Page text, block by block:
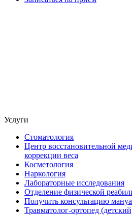
Услуги
Стоматология
Центр восстановительной
коррекции веса
Косметология
Наркология
Лабораторные исследования
Отделение физической
Получить консультацию
Травматолог-ортопед